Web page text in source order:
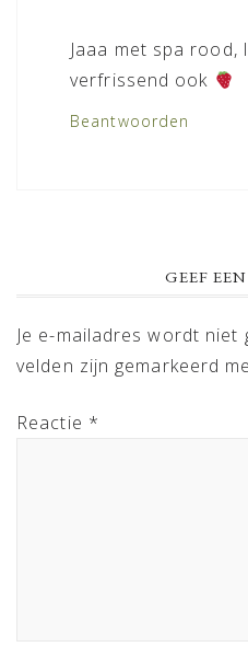
Jaaa met spa rood,
verfrissend ook
Beantwoorden
GEEF
Je e-mailadres wordt niet
velden zijn gemarkeerd
Reactie *